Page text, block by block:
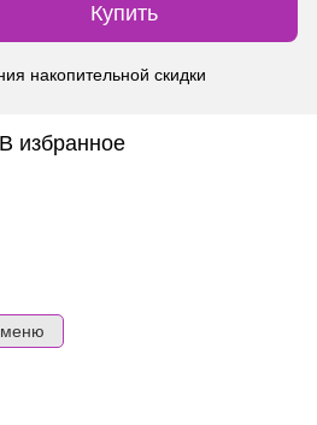
Купить
накопительной скидки
В избранное